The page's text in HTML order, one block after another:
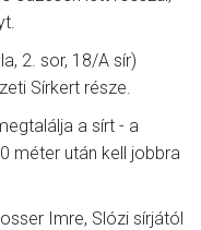
2. sor, 18/A sír)
Sírkert része.
a sírt - a
méter után kell jobbra
Imre, Slózi sírjától